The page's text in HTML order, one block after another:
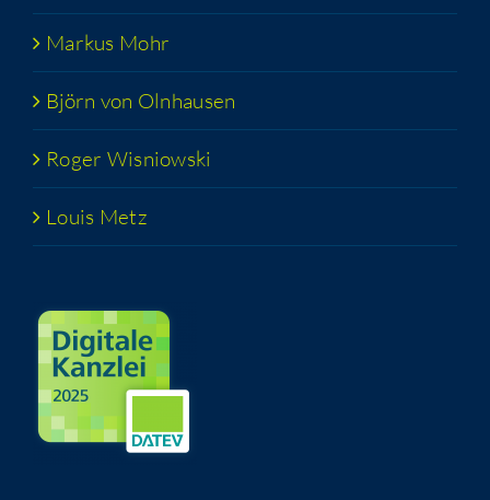
Mar­kus Mohr
Björn von Olnhausen
Roger Wis­niow­ski
Lou­is Metz